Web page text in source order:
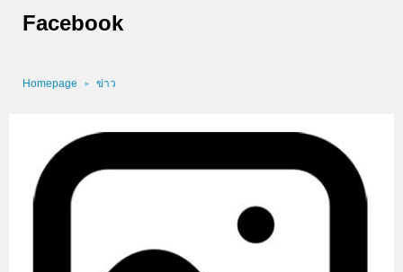
Facebook
Homepage ข่าว